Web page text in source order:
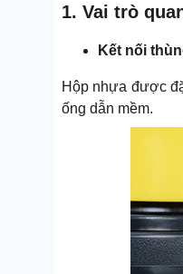
1. Vai trò
Kết nối
Hộp nhựa được
ống dẫn mềm.